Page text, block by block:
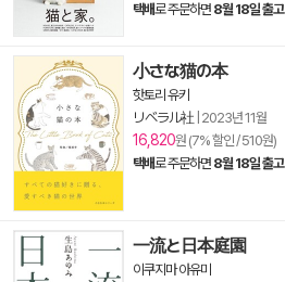
택배로 주문하면 8월 18일 출고
小さな猫の本
핫토리 유키
リベラル社 2023년 11월
16,820원 (7% 할인 / 510원)
택배로 주문하면 8월 18일 출고
一流と日本庭園
이쿠지마 아유미